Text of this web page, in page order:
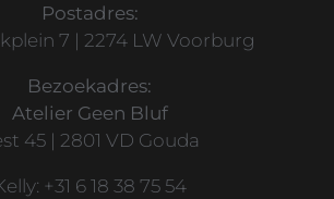
Postadres:
7 | 2274 LW Voorburg
Bezoekadres:
Atelier Geen Bluf
45 | 2801 VD Gouda
+31 6 18 38 75 54